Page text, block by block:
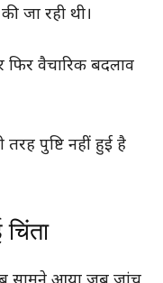
जा रही थी।
फिर वैचारिक बदलाव
पुष्टि नहीं हुई है